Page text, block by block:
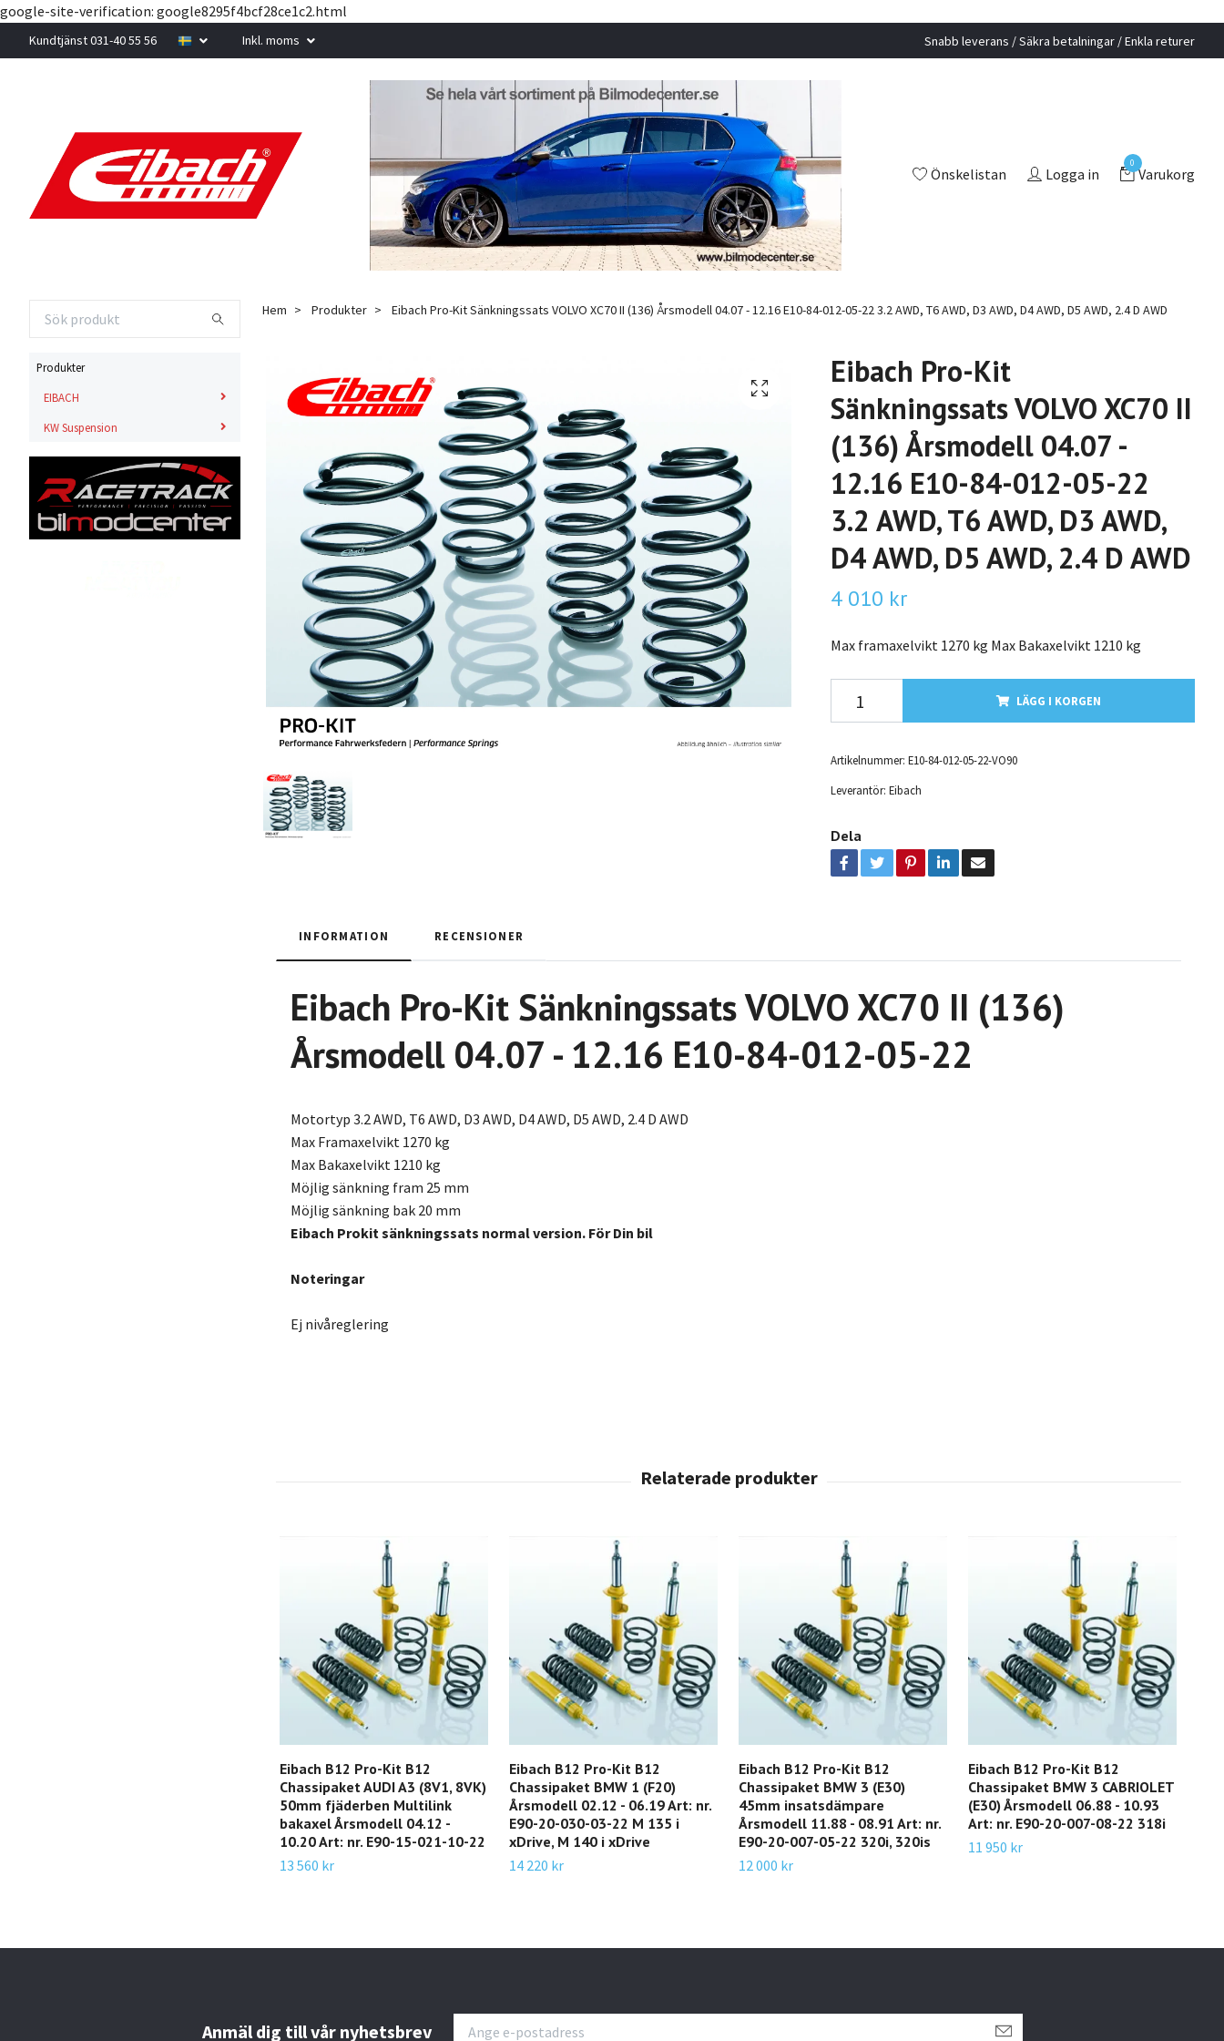
google-site-verification: google8295f4bcf28ce1c2.html
Kundtjänst 031-40 55 56 Inkl. moms Snabb leverans / Säkra betalningar / Enkla returer
Önskelistan Logga in
0
Varukorg
Produkter
EIBACH
KW Suspension
Hem Produkter Eibach Pro-Kit Sänkningssats VOLVO XC70 II (136) Årsmodell 04.07 - 12.16 E10-84-012-05-22 3.2 AWD, T6 AWD, D3 AWD, D4 AWD, D5 AWD, 2.4 D AWD
Eibach Pro-Kit
Sänkningssats VOLVO XC70 II
(136) Årsmodell 04.07 -
12.16 E10-84-012-05-22
3.2 AWD, T6 AWD, D3 AWD,
D4 AWD, D5 AWD, 2.4 D AWD
4 010 kr
Max framaxelvikt 1270 kg Max Bakaxelvikt 1210 kg
LÄGG I KORGEN
Artikelnummer: E10-84-012-05-22-VO90
Leverantör: Eibach
Dela
INFORMATION RECENSIONER
Eibach Pro-Kit Sänkningssats VOLVO XC70 II (136)
Årsmodell 04.07 - 12.16 E10-84-012-05-22
Motortyp 3.2 AWD, T6 AWD, D3 AWD, D4 AWD, D5 AWD, 2.4 D AWD
Max Framaxelvikt 1270 kg
Max Bakaxelvikt 1210 kg
Möjlig sänkning fram 25 mm
Möjlig sänkning bak 20 mm
Eibach Prokit sänkningssats normal version. För Din bil
Noteringar
Ej nivåreglering
Eibach B12 Pro-Kit B12
Chassipaket AUDI A3 (8V1, 8VK)
50mm fjäderben Multilink
bakaxel Årsmodell 04.12 -
10.20 Art: nr. E90-15-021-10-22
13 560 kr
Eibach B12 Pro-Kit B12
Chassipaket BMW 1 (F20)
Årsmodell 02.12 - 06.19 Art: nr.
E90-20-030-03-22 M 135 i
xDrive, M 140 i xDrive
14 220 kr
Eibach B12 Pro-Kit B12
Chassipaket BMW 3 (E30)
45mm insatsdämpare
Årsmodell 11.88 - 08.91 Art: nr.
E90-20-007-05-22 320i, 320is
12 000 kr
Eibach B12 Pro-Kit B12
Chassipaket BMW 3 CABRIOLET
(E30) Årsmodell 06.88 - 10.93
Art: nr. E90-20-007-08-22 318i
11 950 kr
Anmäl dig till vår nyhetsbrev